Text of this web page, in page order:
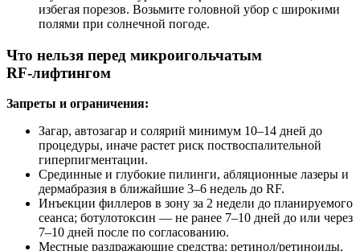
избегая порезов. Возьмите головной убор с широкими
полями при солнечной погоде.
Что нельзя перед микроигольчатым
RF‑лифтингом
Запреты и ограничения:
Загар, автозагар и солярий минимум 10–14 дней до
процедуры, иначе растет риск поствоспалительной
гиперпигментации.
Срединные и глубокие пилинги, абляционные лазеры и
дермабразия в ближайшие 3–6 недель до RF.
Инъекции филлеров в зону за 2 недели до планируемого
сеанса; ботулотоксин — не ранее 7–10 дней до или через
7–10 дней после по согласованию.
Местные раздражающие средства: ретинол/ретиноиды,